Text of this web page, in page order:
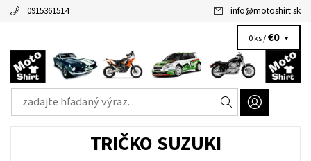
0915361514 info@motoshirt.sk
0 ks /€0
TRIČKO SUZUKI